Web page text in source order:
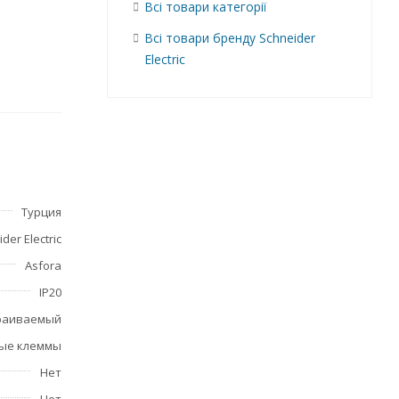
Турция
Electric
Asfora
IP20
клеммы
Нет
Всі товари категорії
Всі товари бренду Schneider
Electric